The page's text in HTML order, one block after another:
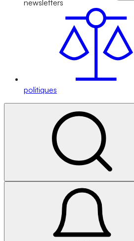
newsletters
politiques